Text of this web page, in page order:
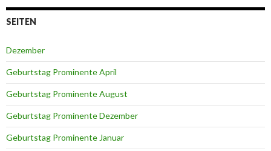
SEITEN
Dezember
Geburtstag Prominente April
Geburtstag Prominente August
Geburtstag Prominente Dezember
Geburtstag Prominente Januar